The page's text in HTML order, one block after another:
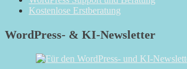
Kostenlose Erstberatung
WordPress- & KI-Newsletter